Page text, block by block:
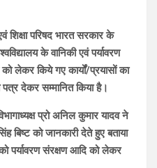
शिक्षा परिषद भारत सरकार के
के वानिकी एवं पर्यावरण
को लेकर किये गए कार्यों/प्रयासों का
देकर सम्मानित किया है।
प्रो अनिल कुमार यादव ने
बिष्ट को जानकारी देते हुए बताया
को पर्यावरण संरक्षण आदि को लेकर